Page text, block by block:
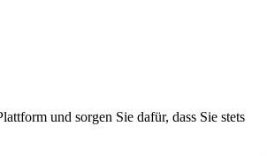
und sorgen Sie dafür, dass Sie stets